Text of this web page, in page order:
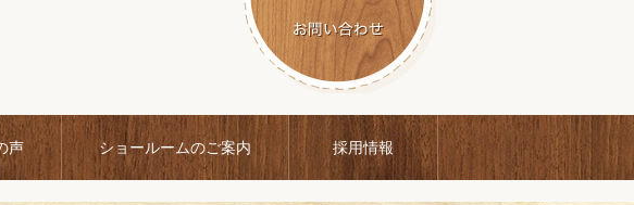
声 ショールームのご案内 採用情報